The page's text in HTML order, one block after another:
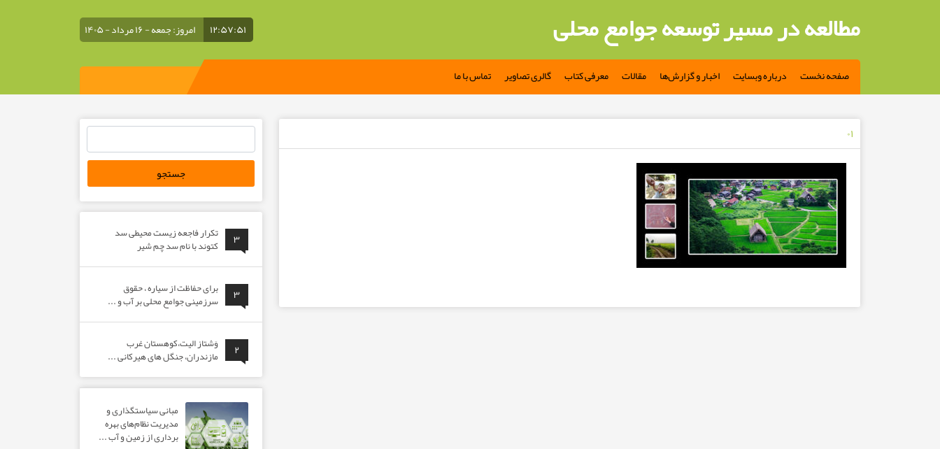
مطالعه در مسیر توسعه جوامع محلی ۱۲:۵۷:۵۱ امروز: جمعه - ۱۶ مرداد - ۱۴۰۵
صفحه نخست درباره وبسایت اخبار و گزارش‌ها مقالات معرفی کتاب گالری تصاویر تماس با ما
۰۱
۳
تکرار فاجعه زیست محیطی سد
کتوند با نام سد چم شیر
۳
برای حفاظت از سیاره ، حقوق
سرزمینی جوامع محلی بر آب و ...
۲
وَشتاز الیت،کوهستان غرب
مازندران، جنگل های هیرکانی ...
مبانی سیاستگذاری و
مدیریت نظام‌های بهره‌
برداری از زمین و آب ...